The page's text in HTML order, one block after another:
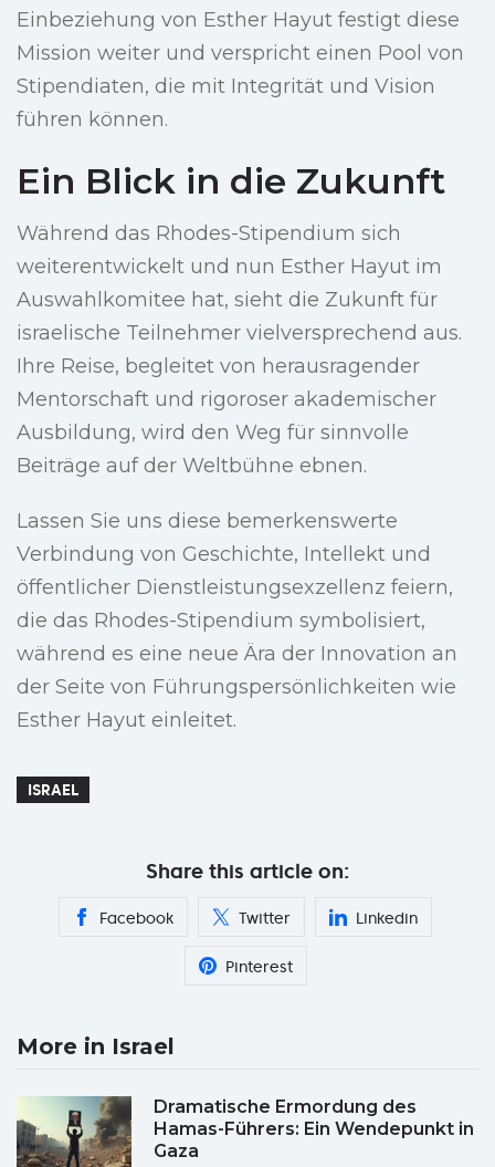
Einbeziehung von Esther Hayut festigt diese
Mission weiter und verspricht einen Pool von
Stipendiaten, die mit Integrität und Vision
führen können.
Ein Blick in die Zukunft
Während das Rhodes-Stipendium sich
weiterentwickelt und nun Esther Hayut im
Auswahlkomitee hat, sieht die Zukunft für
israelische Teilnehmer vielversprechend aus.
Ihre Reise, begleitet von herausragender
Mentorschaft und rigoroser akademischer
Ausbildung, wird den Weg für sinnvolle
Beiträge auf der Weltbühne ebnen.
Lassen Sie uns diese bemerkenswerte
Verbindung von Geschichte, Intellekt und
öffentlicher Dienstleistungsexzellenz feiern,
die das Rhodes-Stipendium symbolisiert,
während es eine neue Ära der Innovation an
der Seite von Führungspersönlichkeiten wie
Esther Hayut einleitet.
ISRAEL
Share this article on:
Facebook Twitter Linkedin
Pinterest
More in Israel
Dramatische Ermordung des
Hamas-Führers: Ein Wendepunkt in
Gaza